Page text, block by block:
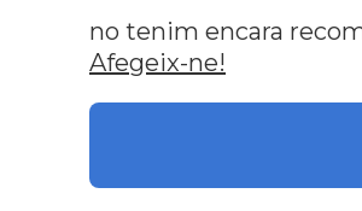
no tenim encara
Afegeix-ne!